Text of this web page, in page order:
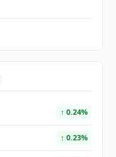
↑ 0.24%
↑ 0.23%